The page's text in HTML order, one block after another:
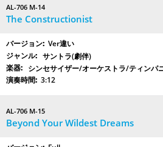
AL-706 M-14
The Constructionist
Ver違い
サントラ(劇伴)
シンセサイザー/オーケストラ/ティンパ
3:12
AL-706 M-15
Beyond Your Wildest Dreams